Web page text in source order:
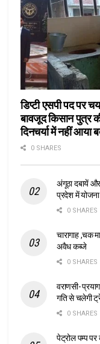
डिप्टी एसपी पद पर
बावजूद किसान पुत्र
दिनचर्या में नहीं आया
0 SHARES
अंगूठा दबायें
प्रदेश में
0 SHARES
चारागाह ,चक
अवैध कब्जे
0 SHARES
वराणसी-
गति से चलेगी
0 SHARES
पेट्रोल पम्प